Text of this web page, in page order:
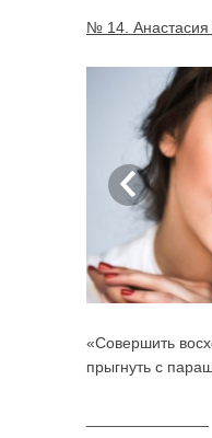
№ 14.
«Совершить
прыгнуть с